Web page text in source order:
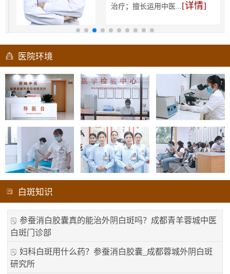
治疗；擅长运用中医...[详情]
医院环境
白斑知识
参蚕消白胶囊真的能治外阴白斑吗？成都青羊蓉城中医
白斑门诊部
妇科白斑用什么药？参蚕消白胶囊_成都蓉城外阴白斑
研究所